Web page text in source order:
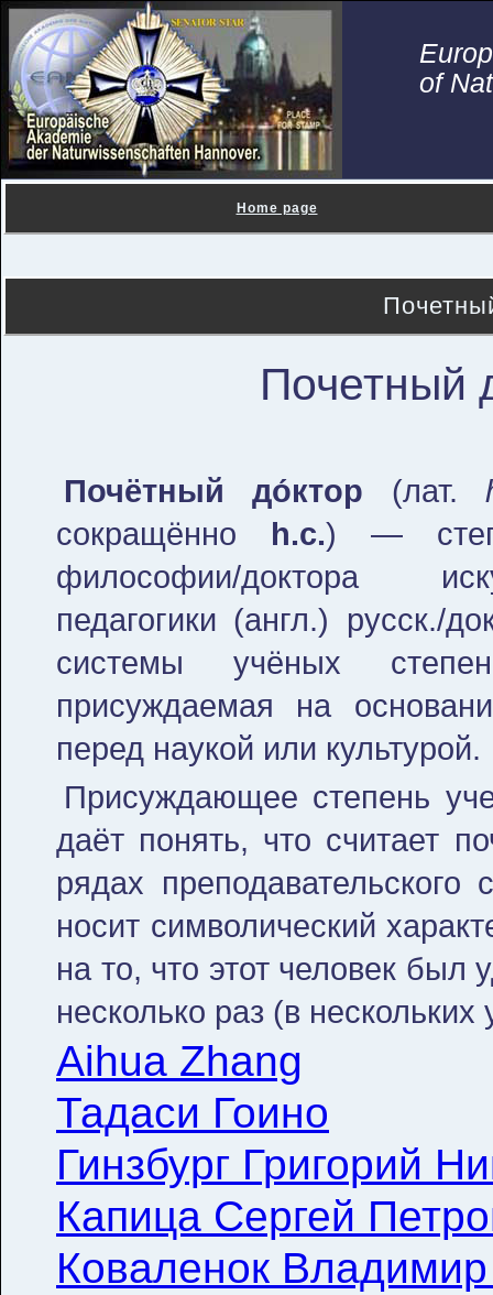
of
Home page
Почетный
Почётный до́ктор (лат.
сокращённо h.c.) —
философии/доктора
педагогики (англ.) русск./
системы учёных
присуждаемая на
перед наукой или культурой.
Присуждающее степень
даёт понять, что считает
рядах
носит символический
на то, что этот человек был
несколько раз (в нескольких
Aihua Zhang
Тадаси Гоино
Гинзбург Григорий
Капица Сергей
Коваленок